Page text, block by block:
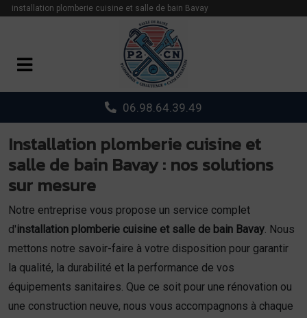
installation plomberie cuisine et salle de bain Bavay
06.98.64.39.49
Installation plomberie cuisine et
salle de bain Bavay : nos solutions
sur mesure
Notre entreprise vous propose un service complet
d'installation plomberie cuisine et salle de bain Bavay. Nous
mettons notre savoir-faire à votre disposition pour garantir
la qualité, la durabilité et la performance de vos
équipements sanitaires. Que ce soit pour une rénovation ou
une construction neuve, nous vous accompagnons à chaque
Panneau de gestion des cookies